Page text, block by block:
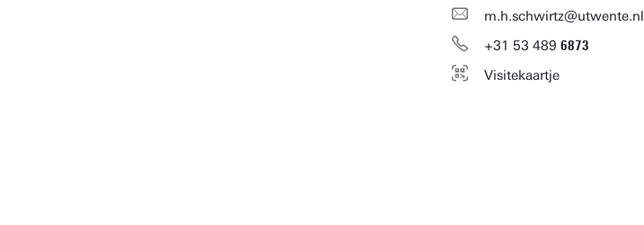
m.h.schwirtz@utwente.nl
+31 53 489 6873
Visitekaartje